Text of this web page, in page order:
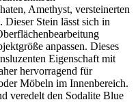
Amethyst, versteinerten
Dieser Stein lässt sich in
anpassen. Dieses
Eigenschaft mit
hervorragend für
Möbeln im Innenbereich.
veredelt den Sodalite Blue